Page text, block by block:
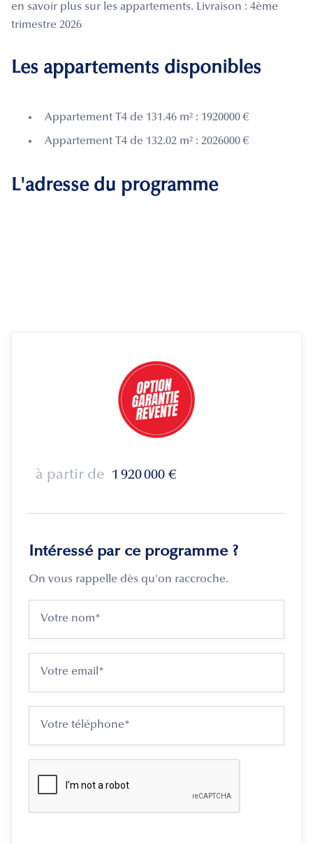
en savoir plus sur les appartements. Livraison : 4ème
trimestre 2026
Les appartements disponibles
Appartement T4 de 131.46 m² : 1920000 €
Appartement T4 de 132.02 m² : 2026000 €
L'adresse du programme
à partir de 1 920 000 €
Intéressé par ce programme ?
On vous rappelle dès qu'on raccroche.